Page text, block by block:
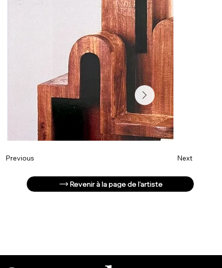
Previous Next
Revenir à la page de l'artiste